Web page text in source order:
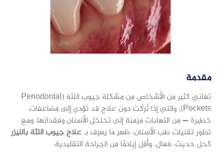
مقدمة
تعاني كثير من الأشخاص من مشكلة جيوب اللثة (Periodontal
Pockets)، والتي إذا تُركت دون علاج قد تؤدي إلى مضاعفات
خطيرة — من التهابات مزمنة إلى تخلخل الأسنان وفقدانها. ومع
تطور تقنيات طب الأسنان، ظهر ما يعرف بـعلاج جيوب اللثة بالليزر
كحل حديث، فعال، وأقل إيلامًا من الجراحة التقليدية.